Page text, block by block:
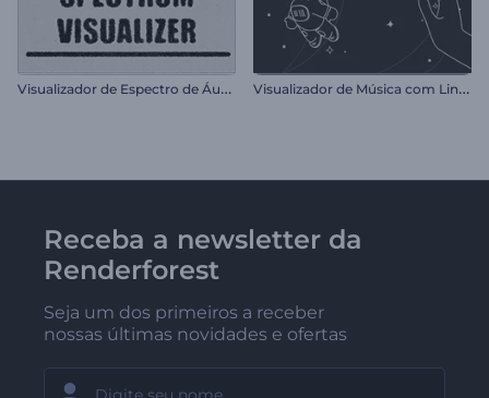
V
isualizador de Espectro de Áudio Distorcido V
isualizador de Música com Linhas Cósmicas
Receba a newsletter da
Renderforest
Seja um dos primeiros a receber
nossas últimas novidades e ofertas